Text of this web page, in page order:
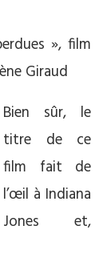
», film
Giraud
Bien sûr, le
titre de ce
film fait de
l’œil à Indiana
Jones et,